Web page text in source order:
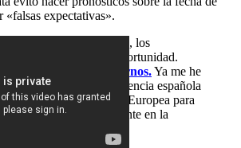
«falsas expectativas».
el año pasado, los
desaprovechado esa oportunidad.
a rendirnos.Ya me he
con la próxima Presidencia española
UE y con la Comisión Europea para
hacer sobre este expediente en la